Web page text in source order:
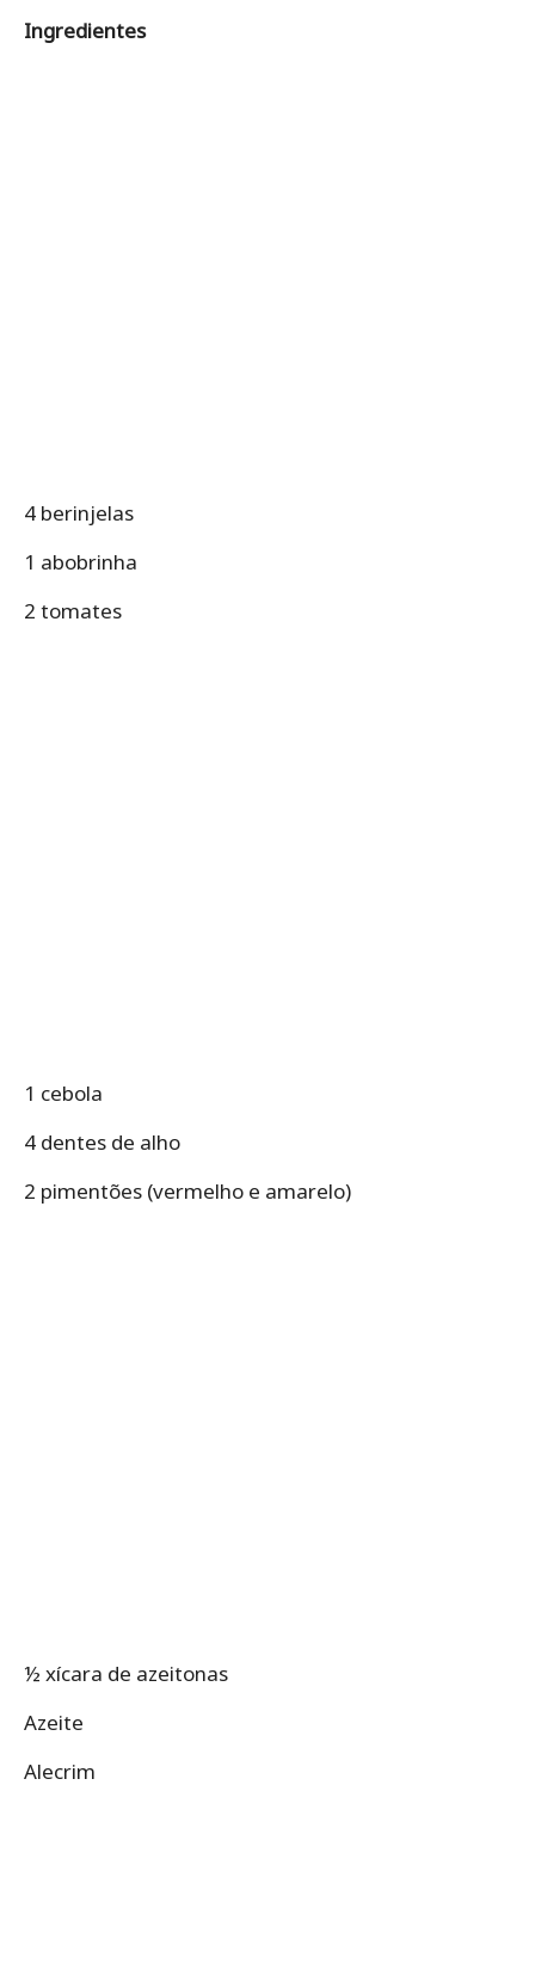
Ingredientes
4 berinjelas
1 abobrinha
2 tomates
1 cebola
4 dentes de alho
2 pimentões (vermelho e amarelo)
½ xícara de azeitonas
Azeite
Alecrim